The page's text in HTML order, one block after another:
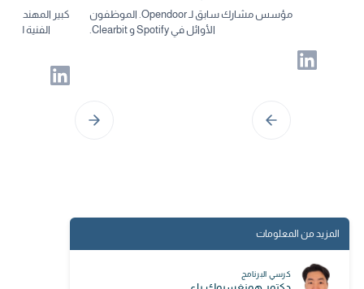
مؤسس مشارك سابق لـ Opendoor. الموظفون
الأوائل في Spotify و Clearbit.
كبير المهندسين
الفنية
المزيد من المعلومات
كرسي البرنامج